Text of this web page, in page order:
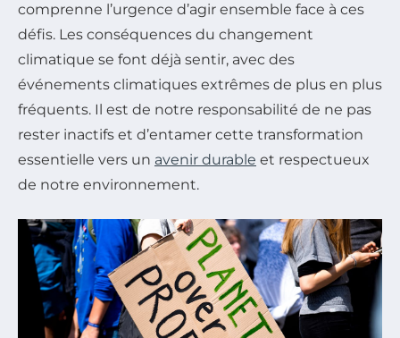
comprenne l’urgence d’agir ensemble face à ces
défis. Les conséquences du changement
climatique se font déjà sentir, avec des
événements climatiques extrêmes de plus en plus
fréquents. Il est de notre responsabilité de ne pas
rester inactifs et d’entamer cette transformation
essentielle vers un avenir durable et respectueux
de notre environnement.